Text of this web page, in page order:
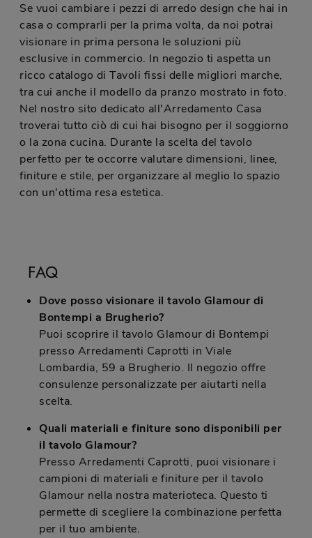
Se vuoi cambiare i pezzi di arredo design che hai in
casa o comprarli per la prima volta, da noi potrai
visionare in prima persona le soluzioni più
esclusive in commercio. In negozio ti aspetta un
ricco catalogo di Tavoli fissi delle migliori marche,
tra cui anche il modello da pranzo mostrato in foto.
Nel nostro sito dedicato all'Arredamento Casa
troverai tutto ciò di cui hai bisogno per il soggiorno
o la zona cucina. Durante la scelta del tavolo
perfetto per te occorre valutare dimensioni, linee,
finiture e stile, per organizzare al meglio lo spazio
con un'ottima resa estetica.
FAQ
Dove posso visionare il tavolo Glamour di
Bontempi a Brugherio?
Puoi scoprire il tavolo Glamour di Bontempi
presso Arredamenti Caprotti in Viale
Lombardia, 59 a Brugherio. Il negozio offre
consulenze personalizzate per aiutarti nella
scelta.
Quali materiali e finiture sono disponibili per
il tavolo Glamour?
Presso Arredamenti Caprotti, puoi visionare i
campioni di materiali e finiture per il tavolo
Glamour nella nostra materioteca. Questo ti
permette di scegliere la combinazione perfetta
per il tuo ambiente.